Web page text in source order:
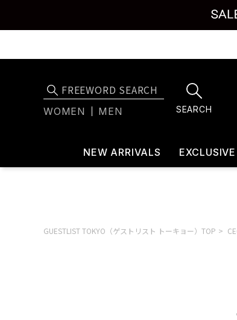
WOMEN MEN SEARCH
NEW ARRIVALS EXCLUSIVE
GUESTLIST TOKYO（ゲストリスト トーキョー）TOP